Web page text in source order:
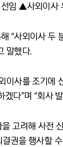
임 ▲사외이사
“사외이사
말했다.
이사를 조기에
다”며 “회사
고려해 사전
권을 행사할